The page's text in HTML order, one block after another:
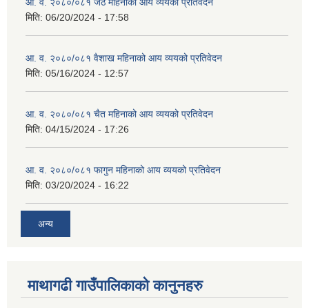
मिति: 06/20/2024 - 17:58
आ. व. २०८०/०८१ वैशाख महिनाको आय व्ययको प्रतिवेदन
मिति: 05/16/2024 - 12:57
आ. व. २०८०/०८१ चैत महिनाको आय व्ययको प्रतिवेदन
मिति: 04/15/2024 - 17:26
आ. व. २०८०/०८१ फागुन महिनाको आय व्ययको प्रतिवेदन
मिति: 03/20/2024 - 16:22
अन्य
माथागढी गाउँपालिकाको कानुनहरु